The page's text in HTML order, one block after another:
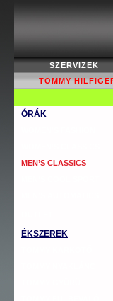
SZERVIZEK
TOMMY
ÓRÁK
MEN’S CLASSICS
ÉKSZEREK